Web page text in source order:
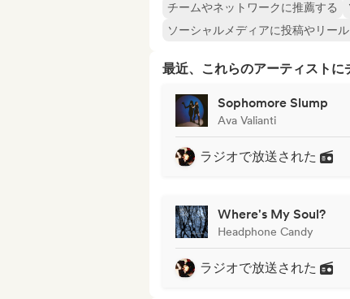
チームやネットワークに推薦する
ソーシャルメディアに投稿やリー
最近、これらのアーティストに
Sophomore Slump
Ava Valianti
ラジオで放送された
Where's My Soul?
Headphone Candy
ラジオで放送された